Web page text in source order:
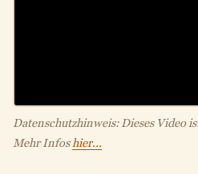
Datenschutzhinweis: Dieses Video
Mehr Infoshier...